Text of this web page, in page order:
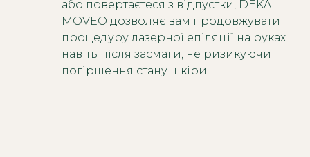
або повертаєтеся з відпустки, DEKA
MOVEO дозволяє вам продовжувати
процедуру лазерної епіляції на руках
навіть після засмаги, не ризикуючи
погіршення стану шкіри.